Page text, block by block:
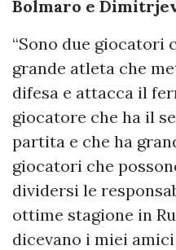
Bolmaro e
“Sono due giocatori
grande atleta che
difesa e attacca il
giocatore che ha il
partita e che ha
giocatori che
dividersi le
ottime stagione in
dicevano i miei